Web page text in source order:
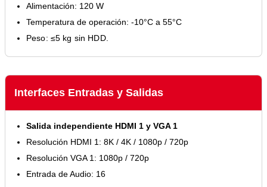
Alimentación: 120 W
Temperatura de operación: -10°C a 55°C
Peso: ≤5 kg sin HDD.
Interfaces Entradas y Salidas
Salida independiente HDMI 1 y VGA 1
Resolución HDMI 1: 8K / 4K / 1080p / 720p
Resolución VGA 1: 1080p / 720p
Entrada de Audio: 16